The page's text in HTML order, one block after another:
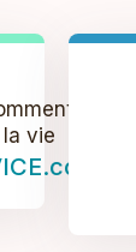
vie